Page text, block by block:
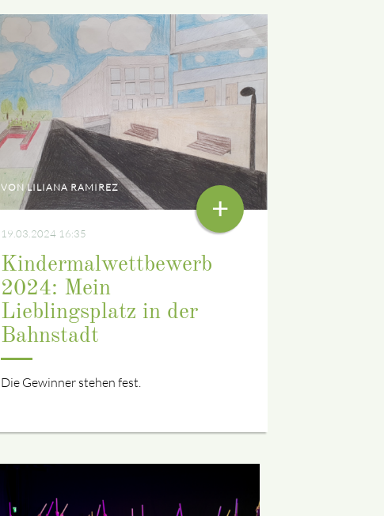
VON LILIANA RAMIREZ
19.03.2024 16:35
Kindermalwettbewerb
2024: Mein
Lieblingsplatz in der
Bahnstadt
Die Gewinner stehen fest.
+